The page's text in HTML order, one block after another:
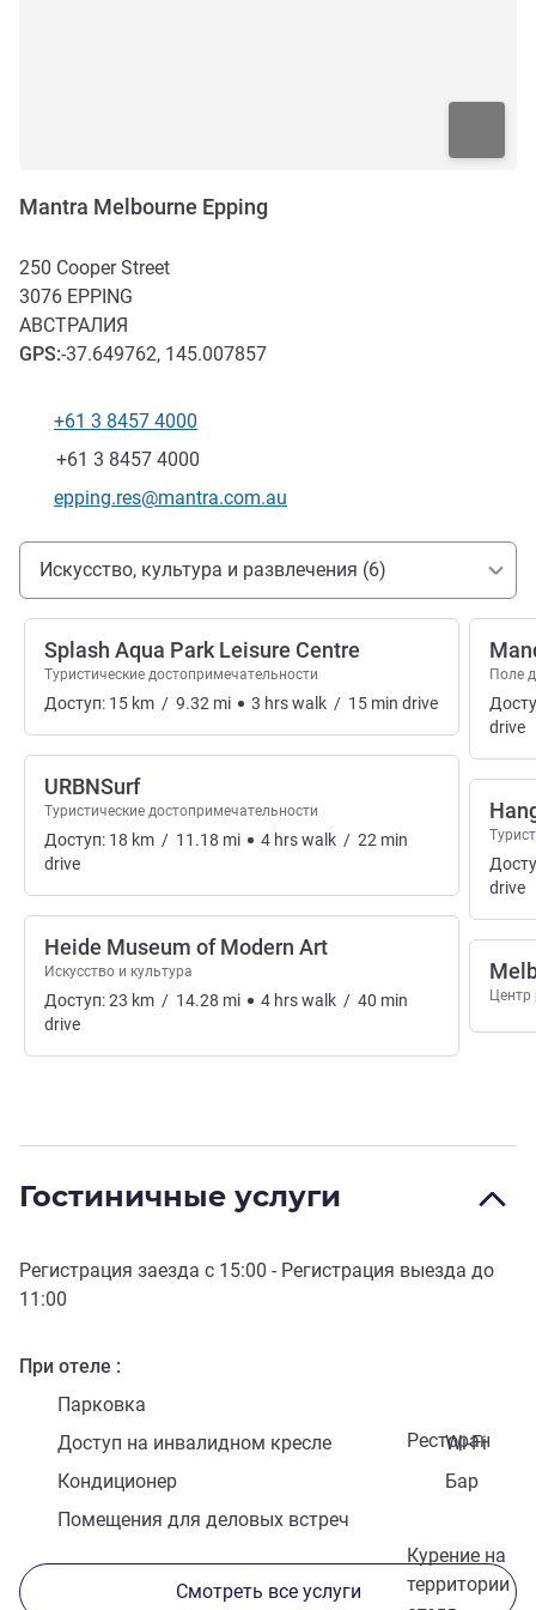
Mantra Melbourne Epping
250 Cooper Street
3076 EPPING
АВСТРАЛИЯ
GPS:-37.649762, 145.007857
Телефон
+61 3 8457 4000
Факс
+61 3 8457 4000
Контактный адрес электронной почты
epping.res@mantra.com.au
Доступ и транспорт
Искусство, культура и развлечения (6)
Splash Aqua Park Leisure Centre
Туристические достопримечательности
Доступ: 15 km / 9.32 mi 3 hrswalk / 15 min drive
URBNSurf
Туристические достопримечательности
Доступ: 18 km / 11.18 mi 4 hrswalk / 22 min
drive
Heide Museum of Modern Art
Искусство и культура
Доступ:23 km / 14.28 mi 4 hrswalk / 40 min
drive
Поле
drive
drive
Центр
Гостиничные услуги
Регистрация заезда с 15:00 - Регистрация выезда до
11:00
При отеле
Парковка
Ресторан
Доступ на инвалидном кресле
Wi-Fi
Кондиционер
Бар
Помещения для деловых встреч
Курение на
территории
Смотреть все услуги